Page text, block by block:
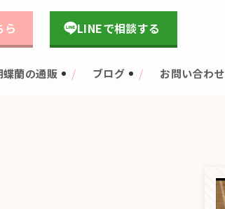
蝶蘭の通販 ブログ お問い合わせ
ら LINEで相談する